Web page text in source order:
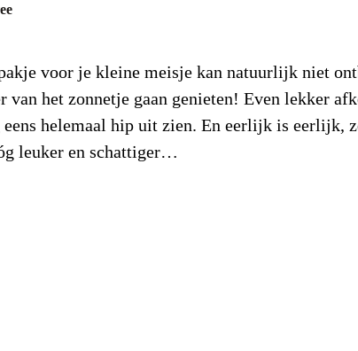
voor je kleine meisje kan natuurlijk niet
van het zonnetje gaan genieten! Even lekker
eens helemaal hip uit zien. En eerlijk is eerlijk,
leuker en schattiger…